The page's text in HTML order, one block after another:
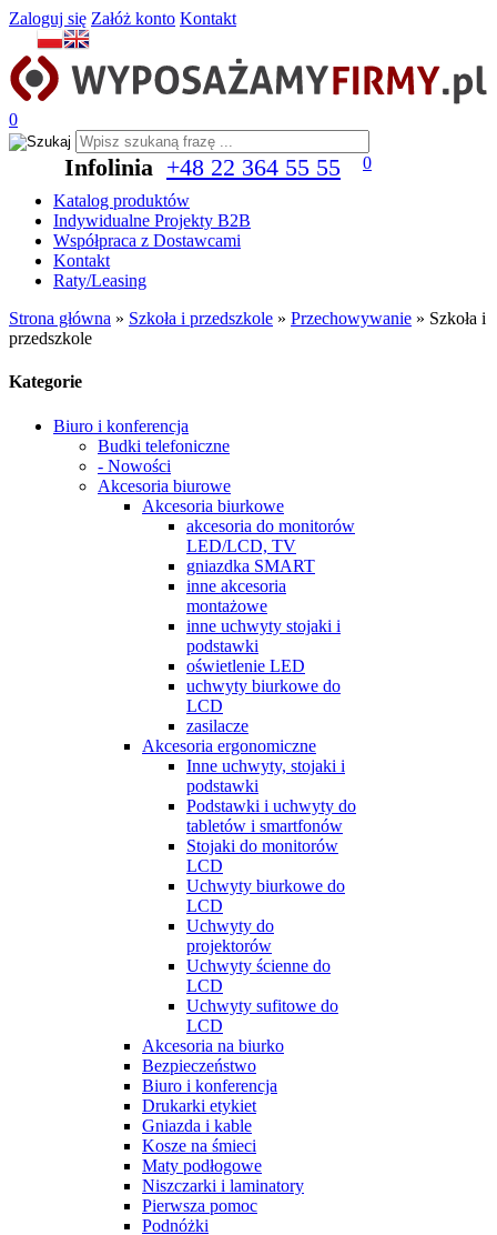
Zaloguj się Załóż konto Kontakt
0
Infolinia +48 22 364 55 55
0
Katalog produktów
Indywidualne Projekty B2B
Współpraca z Dostawcami
Kontakt
Raty/Leasing
Strona główna » Szkoła i przedszkole » Przechowywanie » Szkoła i
przedszkole
Kategorie
Biuro i konferencja
Budki telefoniczne
- Nowości
Akcesoria biurowe
Akcesoria biurkowe
akcesoria do monitorów
LED/LCD, TV
gniazdka SMART
inne akcesoria
montażowe
inne uchwyty stojaki i
podstawki
oświetlenie LED
uchwyty biurkowe do
LCD
zasilacze
Akcesoria ergonomiczne
Inne uchwyty, stojaki i
podstawki
Podstawki i uchwyty do
tabletów i smartfonów
Stojaki do monitorów
LCD
Uchwyty biurkowe do
LCD
Uchwyty do
projektorów
Uchwyty ścienne do
LCD
Uchwyty sufitowe do
LCD
Akcesoria na biurko
Bezpieczeństwo
Biuro i konferencja
Drukarki etykiet
Gniazda i kable
Kosze na śmieci
Maty podłogowe
Niszczarki i laminatory
Pierwsza pomoc
Podnóżki